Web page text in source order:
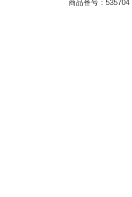
商品番号：535704